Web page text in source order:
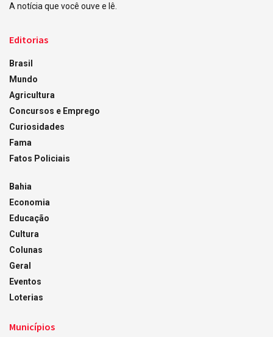
A notícia que você ouve e lê.
Editorias
Brasil
Mundo
Agricultura
Concursos e Emprego
Curiosidades
Fama
Fatos Policiais
Bahia
Economia
Educação
Cultura
Colunas
Geral
Eventos
Loterias
Municípios